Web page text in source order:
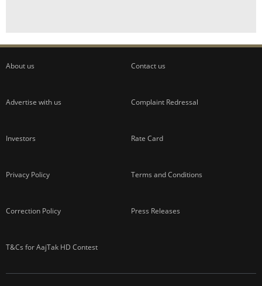
About us Contact us
Advertise with us Complaint Redressal
Investors Rate Card
Privacy Policy Terms and Conditions
Correction Policy Press Releases
T&Cs for AajTak HD Contest